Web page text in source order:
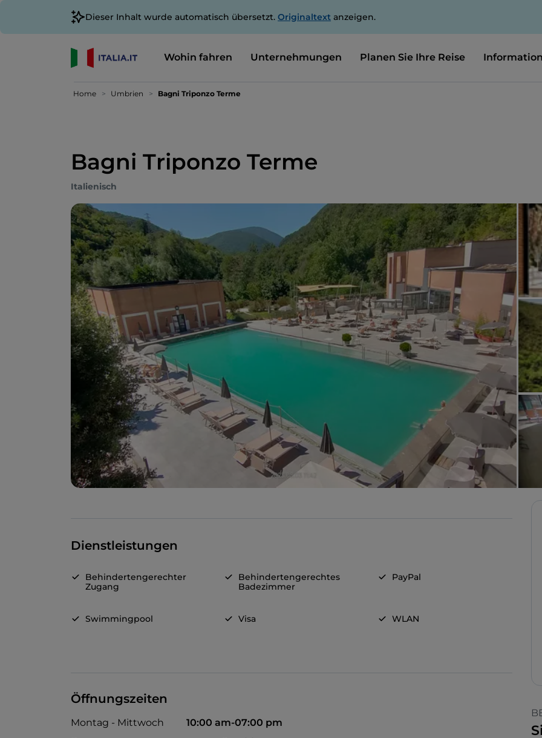
Dieser Inhalt wurde automatisch übersetzt. Originaltext anzeigen.
Wohin fahren Unternehmungen Planen Sie Ihre Reise
Home Umbrien Bagni Triponzo Terme
Bagni Triponzo Terme
Italienisch
Dienstleistungen
Behindertengerechter
Zugang
Behindertengerechtes
Badezimmer
PayPal
Swimmingpool Visa WLAN
Öffnungszeiten
Montag - Mittwoch
10:00 am-07:00 pm